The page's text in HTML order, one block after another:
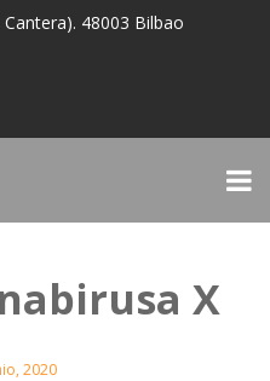
48003 Bilbao
X
2020